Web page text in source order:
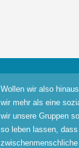
Wollen wir also
wir mehr als eine
wir unsere Gruppen
so leben lassen,